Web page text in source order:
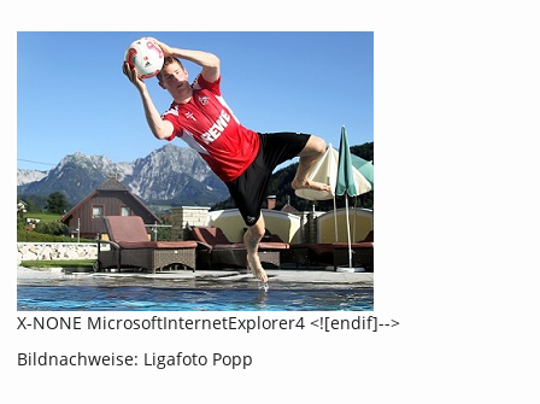
X-NONE MicrosoftInternetExplorer4 <![endif]-->
Bildnachweise: Ligafoto Popp